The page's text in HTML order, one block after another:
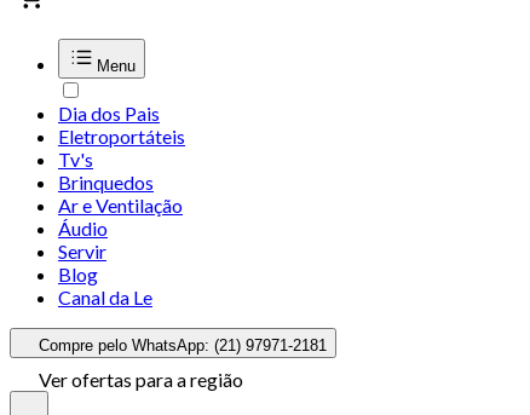
Menu
Dia dos Pais
Eletroportáteis
Tv's
Brinquedos
Ar e Ventilação
Áudio
Servir
Blog
Canal da Le
Compre pelo WhatsApp: (21) 97971-2181
Ver ofertas para a região